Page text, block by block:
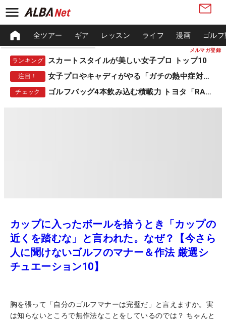
メルマガ登録
全ツアー ギア レッスン ライフ 漫画 ゴル
ランキング スカートスタイルが美しい女子プロ トップ10
注目！ 女子プロやキャディがやる「ガチの熱中症対策」
チェック ゴルフバッグ4本飲み込む積載力 トヨタ「RAV4」
カップに入ったボールを拾うとき「カップの
近くを踏むな」と言われた。なぜ？【今さら
人に聞けないゴルフのマナー＆作法 厳選シ
チュエーション10】
胸を張って「自分のゴルフマナーは完璧だ」と言えますか。実
は知らないところで無作法なことをしているのでは？ ちゃんと